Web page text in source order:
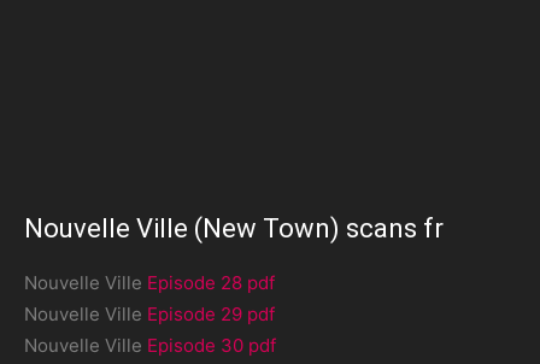
Nouvelle Ville (New Town) scans fr
Nouvelle Ville Episode 28 pdf
Nouvelle Ville Episode 29 pdf
Nouvelle Ville Episode 30 pdf